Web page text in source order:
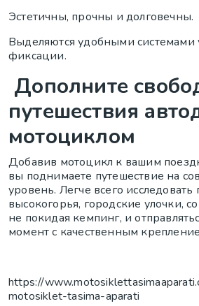
Эстетичны, прочны и долговечны.
Выделяются удобными системами
фиксации.
Дополните
путешествия
мотоциклом
Добавив мотоцикл к вашим
вы поднимаете путешествие на
уровень. Легче всего исследовать
высокогорья, городские улочки,
не покидая кемпинг, и
момент с качественным
https://
motosiklet-tasima-aparati